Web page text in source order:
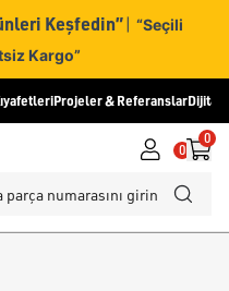
Keşfedin”| “Seçili
Kargo”
Projeler & ReferanslarDijital
0
0